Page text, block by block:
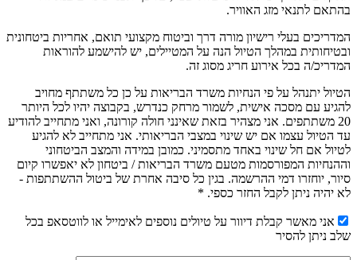
בהתאם לתנאי מזג האוויר.
המדריכים בעלי רישיון מורה דרך וביטוח מקצועי תואם, אחריות ביטחונית
ובטיחותית במהלך הטיול הנה על המטיילים, יש להישמע להוראות
המדריכ/ה בכל אירוע חריג מסוג זה.
הטיול יתנהל על פי הנחיות משרד הבריאות על כן כל משתתף מחויב
להגיע עם מסכה אישית, לשמור מרחק כנדרש, בקבוצה יהיו לכל היותר
20 משתתפים. אני מצהיר בזאת שאינני חולה קורונה, ואני מתחייב להודיע
עד הטיול עצמו אם יש שינוי במצבי הבריאותי. אני מתחייב לא להגיע
לטיול אם חל שינוי באחד מתסמיני. כמובן במידה והמצב הביטחוני
וההנחיות המפורסמות מטעם משרד הבריאות / ביטחון לא יאפשרו קיום
סיור, יוחזרו דמי ההרשמה. בגין כל סיבה אחרת של ביטול ההשתתפות -
לא יהיה ניתן לקבל החזר כספי. *
אני מאשר קבלת דיוור על טיולים נוספים לאימייל או לווטסאפ בכל
שלב ניתן להסיר